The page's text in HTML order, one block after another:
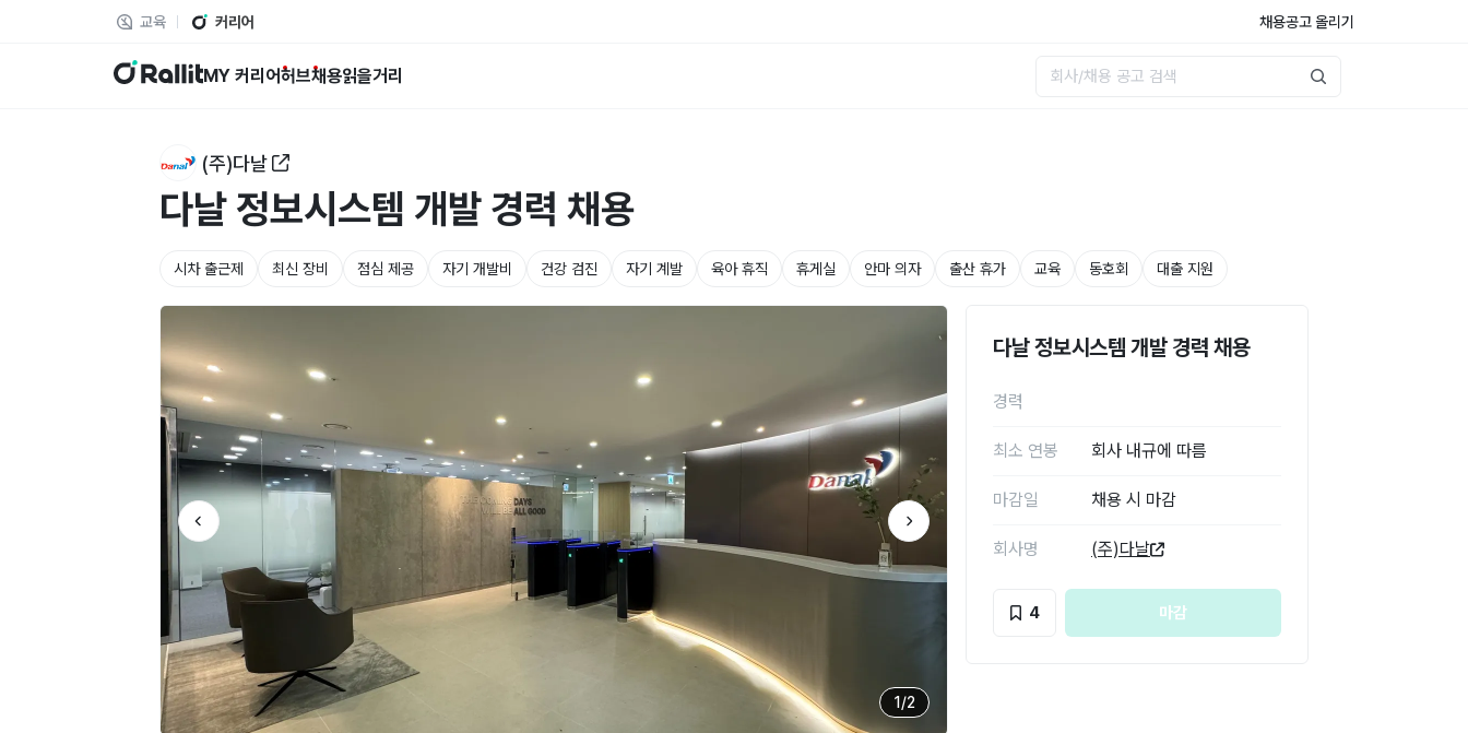
교육 커리어 채용공고 올리기
랠릿 MY 커리어허브채용읽을거리
(주)다날
다날 정보시스템 개발 경력 채용
시차 출근제 최신 장비 점심 제공 자기 개발비 건강 검진 자기 계발 육아 휴직 휴게실 안마 의자 출산 휴가 교육 동호회 대출 지원
1/2
다날 정보시스템 개발 경력 채용
경력
최소 연봉 회사 내규에 따름
마감일 채용 시 마감
회사명 (주)다날
4 마감